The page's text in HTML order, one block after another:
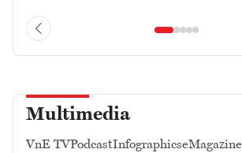
Multimedia
VnE TVPodcastInfographicseMagazine